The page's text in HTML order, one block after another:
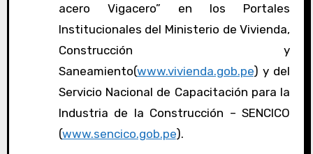
acero Vigacero” en los Portales
Institucionales del Ministerio de Vivienda,
Construcción y
Saneamiento(www.vivienda.gob.pe) y del
Servicio Nacional de Capacitación para la
Industria de la Construcción – SENCICO
(www.sencico.gob.pe).